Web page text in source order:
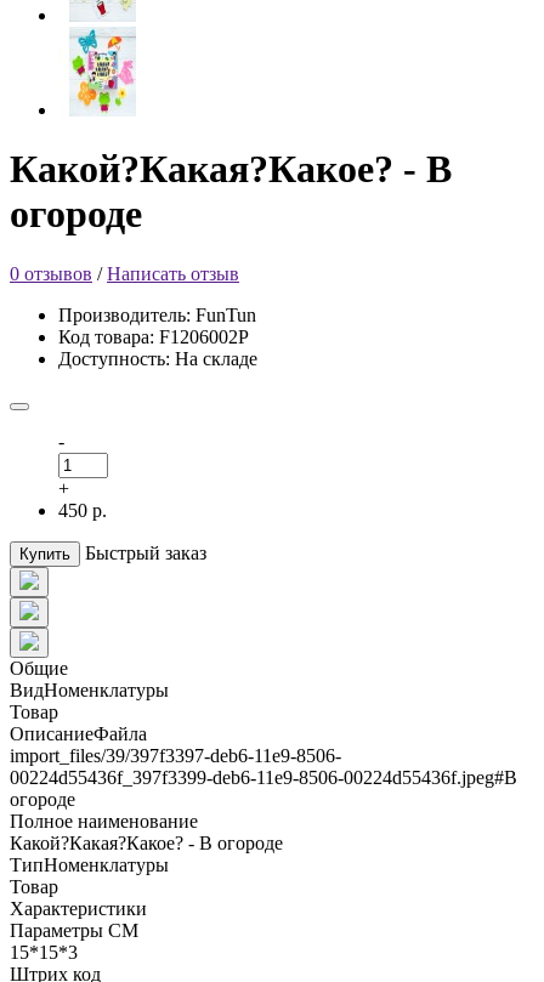
Какой?Какая?Какое? - В
огороде
0 отзывов /Написать отзыв
Производитель: FunTun
Код товара: F1206002P
Доступность: На складе
-
+
450 р.
Купить Быстрый заказ
Общие
ВидНоменклатуры
Товар
ОписаниеФайла
import_files/39/397f3397-deb6-11e9-8506-
00224d55436f_397f3399-deb6-11e9-8506-00224d55436f.jpeg#В
огороде
Полное наименование
Какой?Какая?Какое? - В огороде
ТипНоменклатуры
Товар
Характеристики
Параметры СМ
15*15*3
Штрих код